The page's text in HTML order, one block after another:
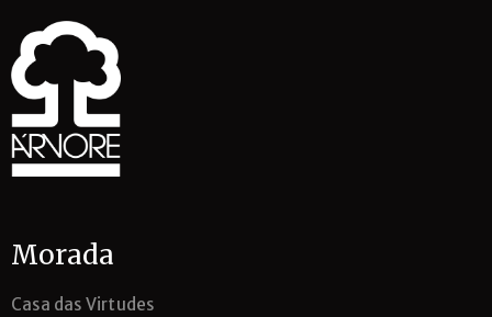
Morada
Casa das Virtudes